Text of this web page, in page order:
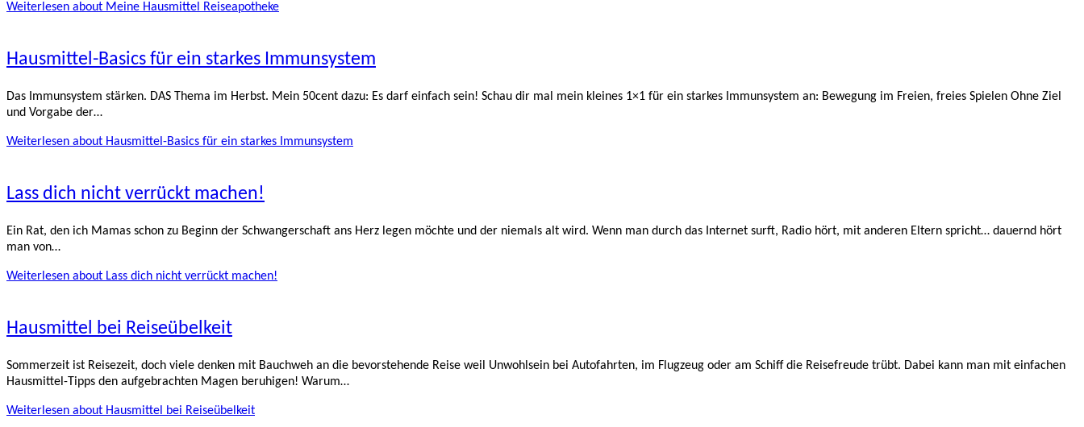
Weiterlesen about Meine Hausmittel Reiseapotheke
Hausmittel-Basics für ein starkes Immunsystem
Das Immunsystem stärken. DAS Thema im Herbst. Mein 50cent dazu: Es darf einfach sein! Schau dir mal mein kleines 1×1 für ein starkes Immunsystem an: Bewegung im Freien, freies Spielen Ohne Ziel
und Vorgabe der…
Weiterlesen about Hausmittel-Basics für ein starkes Immunsystem
Lass dich nicht verrückt machen!
Ein Rat, den ich Mamas schon zu Beginn der Schwangerschaft ans Herz legen möchte und der niemals alt wird. Wenn man durch das Internet surft, Radio hört, mit anderen Eltern spricht… dauernd hört
man von…
Weiterlesen about Lass dich nicht verrückt machen!
Hausmittel bei Reiseübelkeit
Sommerzeit ist Reisezeit, doch viele denken mit Bauchweh an die bevorstehende Reise weil Unwohlsein bei Autofahrten, im Flugzeug oder am Schiff die Reisefreude trübt. Dabei kann man mit einfachen
Hausmittel-Tipps den aufgebrachten Magen beruhigen! Warum…
Weiterlesen about Hausmittel bei Reiseübelkeit